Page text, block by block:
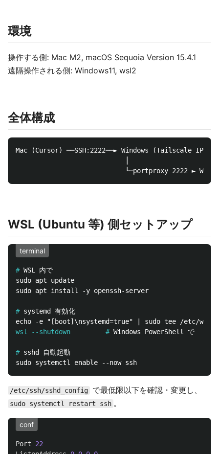
環境
操作する側: Mac M2, macOS Sequoia Version 15.4.1
遠隔操作される側: Windows11, wsl2
全体構成
Mac (Cursor) ──SSH:2222──► Windows (Tailscale IP
WSL (Ubuntu 等) 側セットアップ
terminal
#
sudo apt update
sudo apt install -y openssh-server
#
wsl --shutdown         #
#
/etc/ssh/sshd_config で最低限以下を確認・変更し、
sudo systemctl restart ssh 。
conf
Port
22